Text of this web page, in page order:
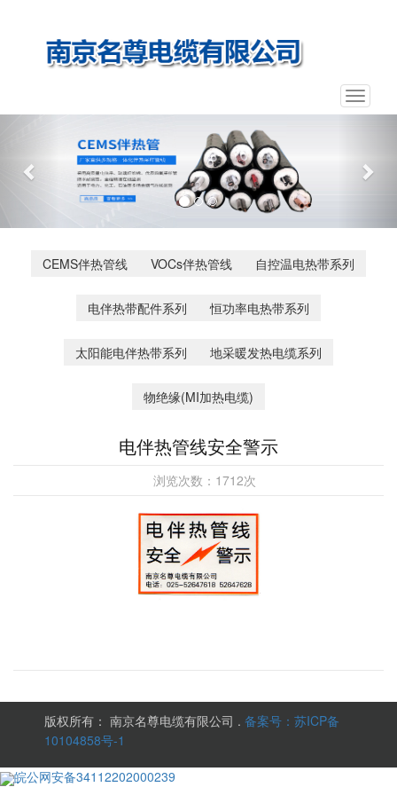
Toggle
CEMS伴热管线 VOCs伴热管线 自控温电热带系列
电伴热带配件系列 恒功率电热带系列
太阳能电伴热带系列 地采暖发热电缆系列
物绝缘(MI加热电缆)
电伴热管线安全警示
浏览次数： 1712次
版权所有： 南京名尊电缆有限公司 . 备案号：苏ICP备
10104858号-1
皖公网安备34112202000239